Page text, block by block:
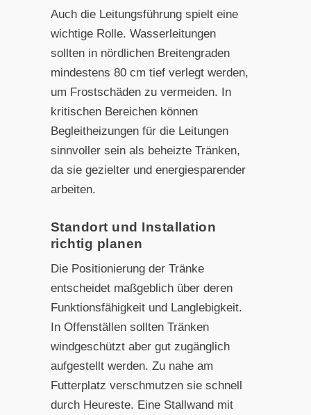
Auch die Leitungsführung spielt eine
wichtige Rolle. Wasserleitungen
sollten in nördlichen Breitengraden
mindestens 80 cm tief verlegt werden,
um Frostschäden zu vermeiden. In
kritischen Bereichen können
Begleitheizungen für die Leitungen
sinnvoller sein als beheizte Tränken,
da sie gezielter und energiesparender
arbeiten.
Standort und Installation
richtig planen
Die Positionierung der Tränke
entscheidet maßgeblich über deren
Funktionsfähigkeit und Langlebigkeit.
In Offenställen sollten Tränken
windgeschützt aber gut zugänglich
aufgestellt werden. Zu nahe am
Futterplatz verschmutzen sie schnell
durch Heureste. Eine Stallwand mit